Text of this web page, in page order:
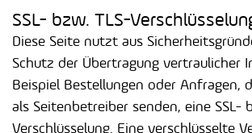
SSL- bzw. TLS-
Diese Seite nutzt aus
Schutz der Übertragung vertraulicher
Beispiel Bestellungen oder Anfragen,
als Seitenbetreiber senden, eine SSL-
Verschlüsselung. Eine verschlüsselte